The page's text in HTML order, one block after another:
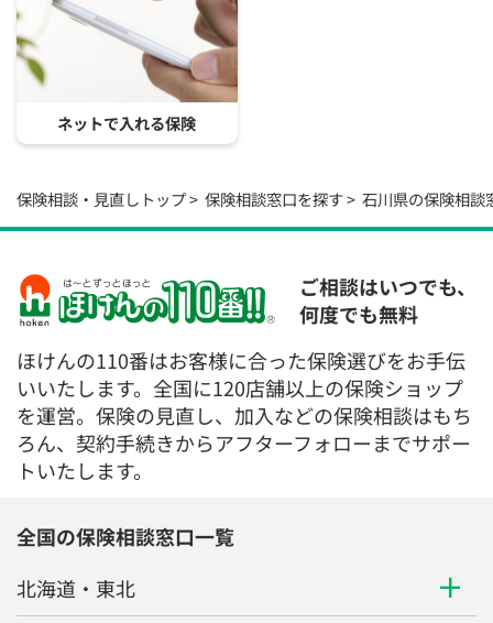
ネットで入れる保険
保険相談・見直しトップ 保険相談窓口を探す 石川県の保険相談
ご相談はいつでも、
何度でも無料
ほけんの110番はお客様に合った保険選びをお手伝
いいたします。全国に120店舗以上の保険ショップ
を運営。保険の見直し、加入などの保険相談はもち
ろん、契約手続きからアフターフォローまでサポー
トいたします。
全国の保険相談窓口一覧
北海道・東北